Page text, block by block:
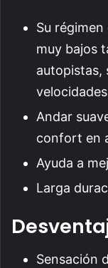
Su
muy bajos
autopistas,
Andar
confort en
Ayuda a
Larga
Sensación